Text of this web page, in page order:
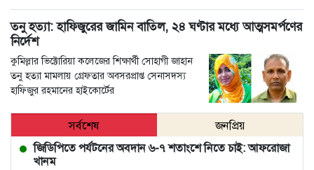
তনু হত্যা: হাফিজুরের জামিন বাতিল, ২৪ ঘণ্টার মধ্যে আত্মসমর্পণের
নির্দেশ
কুমিল্লার ভিক্টোরিয়া কলেজের শিক্ষার্থী সোহাগী জাহান
তনু হত্যা মামলায় গ্রেফতার অবসরপ্রাপ্ত সেনাসদস্য
হাফিজুর রহমানের হাইকোর্টের
সর্বশেষ
জনপ্রিয়
জিডিপিতে পর্যটনের অবদান ৬-৭ শতাংশে নিতে চাই: আফরোজা
খানম